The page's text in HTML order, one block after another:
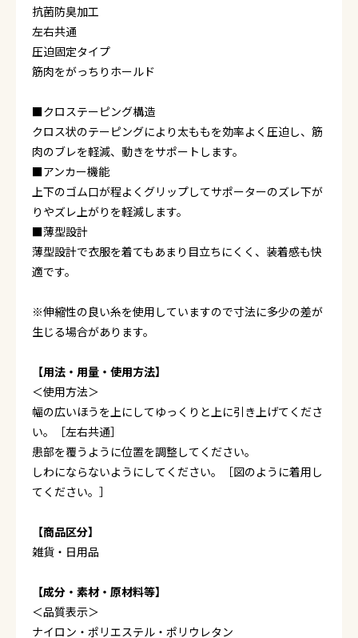
抗菌防臭加工
左右共通
圧迫固定タイプ
筋肉をがっちりホールド
■クロステーピング構造
クロス状のテーピングにより太ももを効率よく圧迫し、筋
肉のブレを軽減、動きをサポートします。
■アンカー機能
上下のゴム口が程よくグリップしてサポーターのズレ下が
りやズレ上がりを軽減します。
■薄型設計
薄型設計で衣服を着てもあまり目立ちにくく、装着感も快
適です。
※伸縮性の良い糸を使用していますので寸法に多少の差が
生じる場合があります。
【用法・用量・使用方法】
＜使用方法＞
幅の広いほうを上にしてゆっくりと上に引き上げてくださ
い。［左右共通］
患部を覆うように位置を調整してください。
しわにならないようにしてください。［図のように着用し
てください。］
【商品区分】
雑貨・日用品
【成分・素材・原材料等】
＜品質表示＞
ナイロン・ポリエステル・ポリウレタン